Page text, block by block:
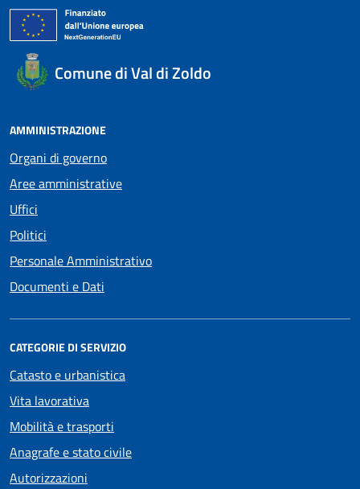
Comune di Val di Zoldo
AMMINISTRAZIONE
Organi di governo
Aree amministrative
Uffici
Politici
Personale Amministrativo
Documenti e Dati
CATEGORIE DI SERVIZIO
Catasto e urbanistica
Vita lavorativa
Mobilità e trasporti
Anagrafe e stato civile
Autorizzazioni